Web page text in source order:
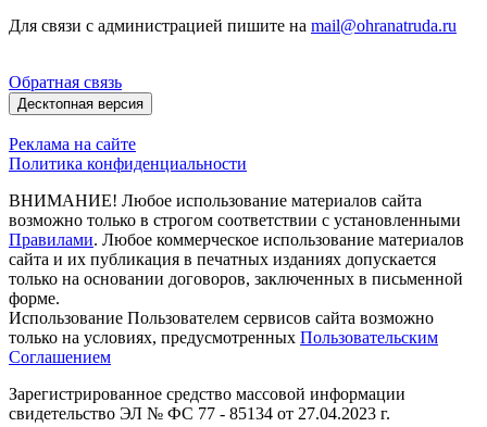
Для связи с администрацией пишите на mail@ohranatruda.ru
Обратная связь
Десктопная версия
Реклама на сайте
Политика конфиденциальности
ВНИМАНИЕ! Любое использование материалов сайта
возможно только в строгом соответствии с установленными
Правилами. Любое коммерческое использование материалов
сайта и их публикация в печатных изданиях допускается
только на основании договоров, заключенных в письменной
форме.
Использование Пользователем сервисов сайта возможно
только на условиях, предусмотренных Пользовательским
Соглашением
Зарегистрированное средство массовой информации
свидетельство ЭЛ № ФС 77 - 85134 от 27.04.2023 г.